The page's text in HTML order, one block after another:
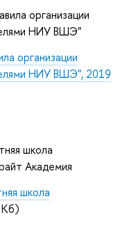
организации
НИУ ВШЭ"
организации
НИУ ВШЭ", 2019
школа
Академия
школа
Кб)